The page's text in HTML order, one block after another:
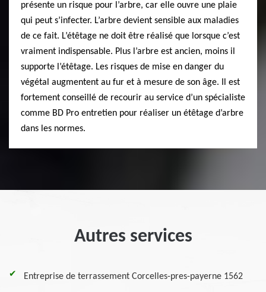
présente un risque pour l’arbre, car elle ouvre une plaie
qui peut s’infecter. L’arbre devient sensible aux maladies
de ce fait. L’étêtage ne doit être réalisé que lorsque c’est
vraiment indispensable. Plus l’arbre est ancien, moins il
supporte l’étêtage. Les risques de mise en danger du
végétal augmentent au fur et à mesure de son âge. Il est
fortement conseillé de recourir au service d’un spécialiste
comme BD Pro entretien pour réaliser un étêtage d’arbre
dans les normes.
Autres services
Entreprise de terrassement Corcelles-pres-payerne 1562